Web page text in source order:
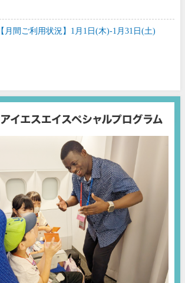
【月間ご利用状況】1月1日(木)-1月31日(土)